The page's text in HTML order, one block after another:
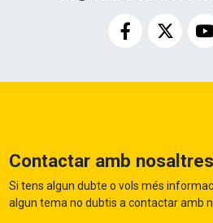
Contactar amb nosaltres
Si tens algun dubte o vols més
algun tema no dubtis a contactar amb